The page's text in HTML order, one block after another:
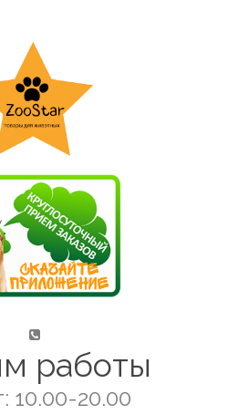
работы
10.00-20.00